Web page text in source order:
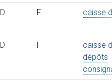
D F caisse
D F
caisse
dépôts